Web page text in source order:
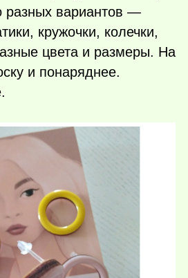
разных вариантов —
кружочки, колечки,
цвета и размеры. На
и понаряднее.